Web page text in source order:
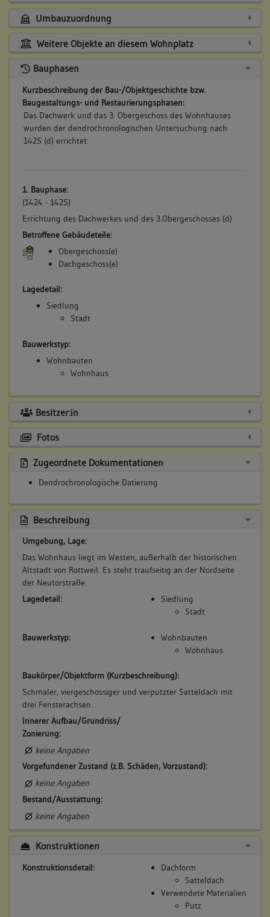
Umbauzuordnung
Weitere Objekte an diesem Wohnplatz
Bauphasen
Kurzbeschreibung der Bau-/Objektgeschichte bzw.
Baugestaltungs- und Restaurierungsphasen:
Das Dachwerk und das 3. Obergeschoss des Wohnhauses
wurden der dendrochronologischen Untersuchung nach
1425 (d) errichtet.
1. Bauphase:
(1424 - 1425)
Errichtung des Dachwerkes und des 3.Obergeschosses (d)
Betroffene Gebäudeteile:
Obergeschoss(e)
Dachgeschoss(e)
Lagedetail:
Siedlung
Stadt
Bauwerkstyp:
Wohnbauten
Wohnhaus
Besitzer:in
Fotos
Zugeordnete Dokumentationen
Dendrochronologische Datierung
Beschreibung
Umgebung, Lage:
Das Wohnhaus liegt im Westen, außerhalb der historischen
Altstadt von Rottweil. Es steht traufseitig an der Nordseite
der Neutorstraße.
Lagedetail:
Siedlung
Stadt
Bauwerkstyp:
Wohnbauten
Wohnhaus
Baukörper/Objektform (Kurzbeschreibung):
Schmaler, viergeschossiger und verputzter Satteldach mit
drei Fensterachsen.
Innerer Aufbau/Grundriss/
Zonierung:
keine Angaben
Vorgefundener Zustand (z.B. Schäden, Vorzustand):
keine Angaben
Bestand/Ausstattung:
keine Angaben
Konstruktionen
Konstruktionsdetail:
Dachform
Satteldach
Verwendete Materialien
Putz